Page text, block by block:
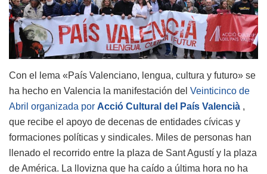
Con el lema «País Valenciano, lengua, cultura y futuro» se
ha hecho en Valencia la manifestación del Veinticinco de
Abril organizada por Acció Cultural del País Valencià ,
que recibe el apoyo de decenas de entidades cívicas y
formaciones políticas y sindicales. Miles de personas han
llenado el recorrido entre la plaza de Sant Agustí y la plaza
de América. La llovizna que ha caído a última hora no ha